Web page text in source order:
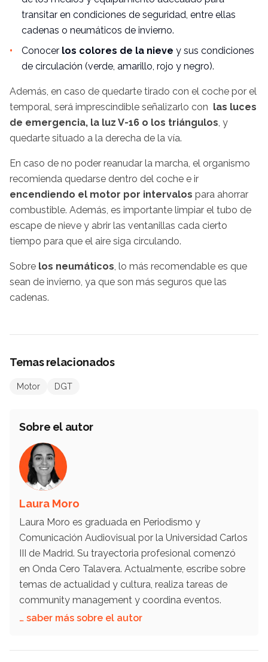
transitar en condiciones de seguridad, entre ellas
cadenas o neumáticos de invierno.
Conocer los colores de la nieve y sus condiciones
de circulación (verde, amarillo, rojo y negro).
Además, en caso de quedarte tirado con el coche por el
temporal, será imprescindible señalizarlo con las luces
de emergencia, la luz V-16 o los triángulos, y
quedarte situado a la derecha de la vía.
En caso de no poder reanudar la marcha, el organismo
recomienda quedarse dentro del coche e ir
encendiendo el motor por intervalos para ahorrar
combustible. Además, es importante limpiar el tubo de
escape de nieve y abrir las ventanillas cada cierto
tiempo para que el aire siga circulando.
Sobre los neumáticos, lo más recomendable es que
sean de invierno, ya que son más seguros que las
cadenas.
Temas relacionados
Motor DGT
Sobre el autor
Laura Moro
Laura Moro es graduada en Periodismo y
Comunicación Audiovisual por la Universidad Carlos
III de Madrid. Su trayectoria profesional comenzó
en Onda Cero Talavera. Actualmente, escribe sobre
temas de actualidad y cultura, realiza tareas de
community management y coordina eventos.
… saber más sobre el autor